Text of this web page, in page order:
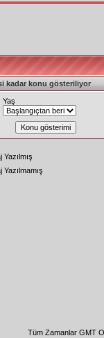
kadar konu gösteriliyor
Yaş
Tüm Zamanlar GMT